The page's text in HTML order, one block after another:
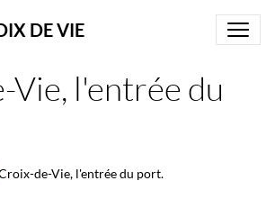
DE VIE
Vie, l'entrée du